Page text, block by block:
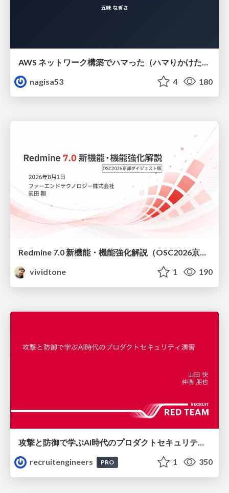
nagisa53
4 180
Redmine 7.0 新機能・機能強化解説（OSC2026京都ダイジェスト版）
vividtone
1 190
攻撃と防御で学ぶAI時代のプロダクトセキュリティ演習
recruitengineers
PRO 1 350